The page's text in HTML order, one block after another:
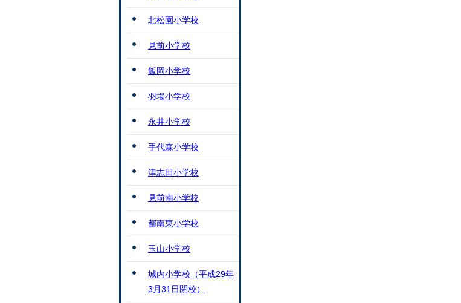
北松園小学校
見前小学校
飯岡小学校
羽場小学校
永井小学校
手代森小学校
津志田小学校
見前南小学校
都南東小学校
玉山小学校
城内小学校（平成29年
3月31日閉校）